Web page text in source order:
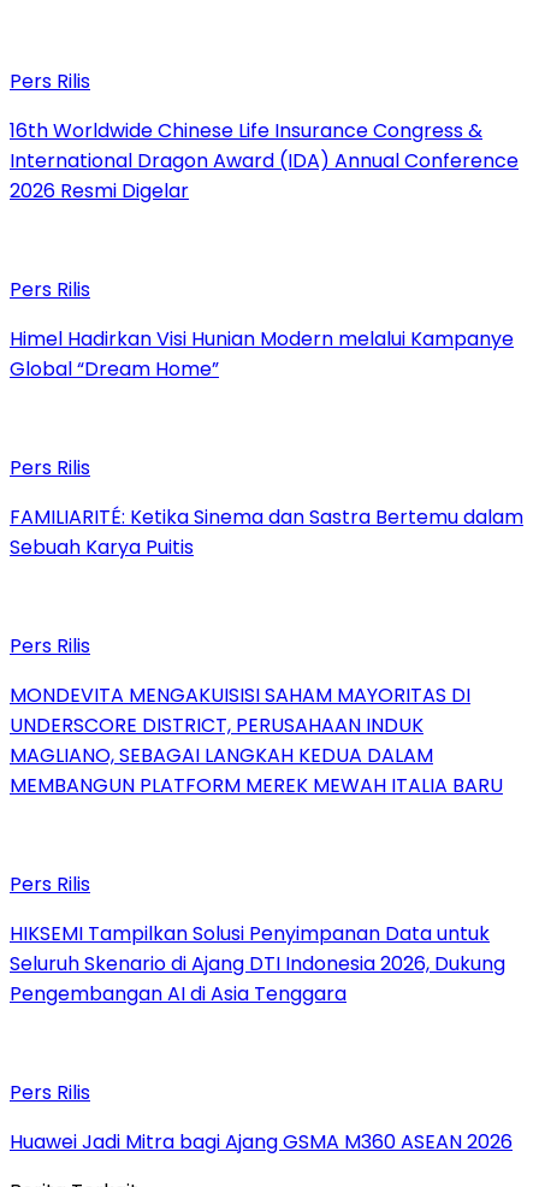
Pers Rilis
16th Worldwide Chinese Life Insurance Congress &
International Dragon Award (IDA) Annual Conference
2026 Resmi Digelar
Pers Rilis
Himel Hadirkan Visi Hunian Modern melalui Kampanye
Global “Dream Home”
Pers Rilis
FAMILIARITÉ: Ketika Sinema dan Sastra Bertemu dalam
Sebuah Karya Puitis
Pers Rilis
MONDEVITA MENGAKUISISI SAHAM MAYORITAS DI
UNDERSCORE DISTRICT, PERUSAHAAN INDUK
MAGLIANO, SEBAGAI LANGKAH KEDUA DALAM
MEMBANGUN PLATFORM MEREK MEWAH ITALIA BARU
Pers Rilis
HIKSEMI Tampilkan Solusi Penyimpanan Data untuk
Seluruh Skenario di Ajang DTI Indonesia 2026, Dukung
Pengembangan AI di Asia Tenggara
Pers Rilis
Huawei Jadi Mitra bagi Ajang GSMA M360 ASEAN 2026